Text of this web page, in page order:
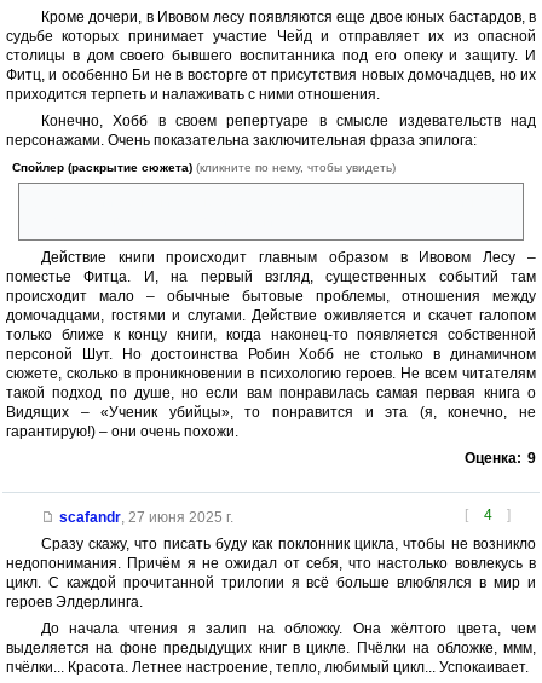
Кроме дочери, в Ивовом лесу появляются еще двое юных бастардов, в
судьбе которых принимает участие Чейд и отправляет их из опасной
столицы в дом своего бывшего воспитанника под его опеку и защиту. И
Фитц, и особенно Би не в восторге от присутствия новых домочадцев, но их
приходится терпеть и налаживать с ними отношения.
Конечно, Хобб в своем репертуаре в смысле издевательств над
персонажами. Очень показательна заключительная фраза эпилога:
Спойлер (раскрытие сюжета) (кликните по нему, чтобы увидеть)
Действие книги происходит главным образом в Ивовом Лесу –
поместье Фитца. И, на первый взгляд, существенных событий там
происходит мало – обычные бытовые проблемы, отношения между
домочадцами, гостями и слугами. Действие оживляется и скачет галопом
только ближе к концу книги, когда наконец-то появляется собственной
персоной Шут. Но достоинства Робин Хобб не столько в динамичном
сюжете, сколько в проникновении в психологию героев. Не всем читателям
такой подход по душе, но если вам понравилась самая первая книга о
Видящих – «Ученик убийцы», то понравится и эта (я, конечно, не
гарантирую!) – они очень похожи.
Оценка: 9
[ 4 ]
scafandr, 27 июня 2025 г.
Сразу скажу, что писать буду как поклонник цикла, чтобы не возникло
недопонимания. Причём я не ожидал от себя, что настолько вовлекусь в
цикл. С каждой прочитанной трилогии я всё больше влюблялся в мир и
героев Элдерлинга.
До начала чтения я залип на обложку. Она жёлтого цвета, чем
выделяется на фоне предыдущих книг в цикле. Пчёлки на обложке, ммм,
пчёлки... Красота. Летнее настроение, тепло, любимый цикл... Успокаивает.